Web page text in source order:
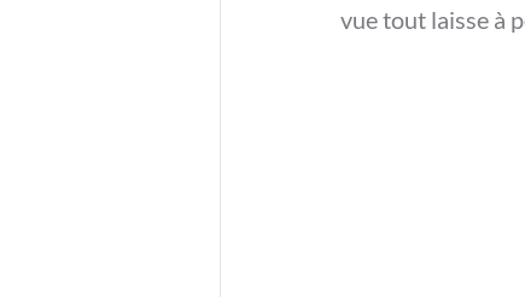
vue tout laisse à